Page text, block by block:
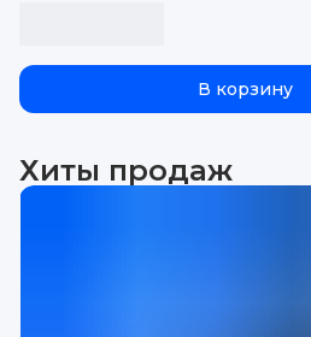
В корзину
Хиты продаж